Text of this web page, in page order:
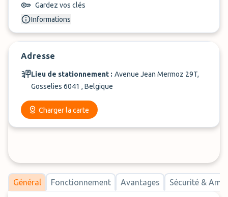
Gardez vos clés
Informations
Adresse
Lieu de stationnement : Avenue Jean Mermoz 29T,
Gosselies 6041 , Belgique
Charger la carte
Général Fonctionnement Avantages Sécurité &